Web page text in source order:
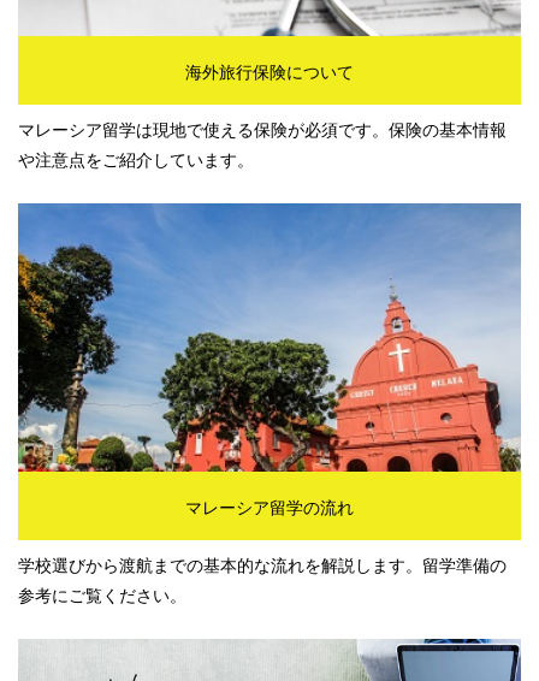
海外旅行保険について
マレーシア留学は現地で使える保険が必須です。保険の基本情報
や注意点をご紹介しています。
マレーシア留学の流れ
学校選びから渡航までの基本的な流れを解説します。留学準備の
参考にご覧ください。